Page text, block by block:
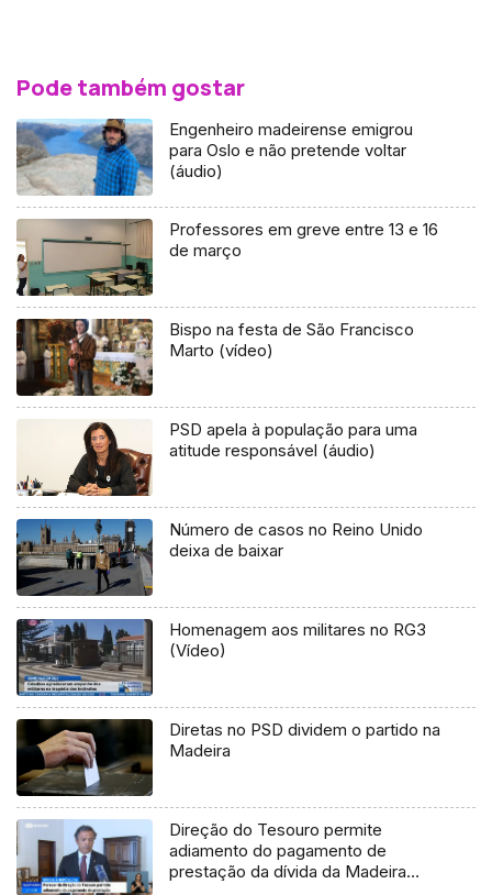
Pode também gostar
Engenheiro madeirense emigrou
para Oslo e não pretende voltar
(áudio)
Professores em greve entre 13 e 16
de março
Bispo na festa de São Francisco
Marto (vídeo)
PSD apela à população para uma
atitude responsável (áudio)
Número de casos no Reino Unido
deixa de baixar
Homenagem aos militares no RG3
(Vídeo)
Diretas no PSD dividem o partido na
Madeira
Direção do Tesouro permite
adiamento do pagamento de
prestação da dívida da Madeira